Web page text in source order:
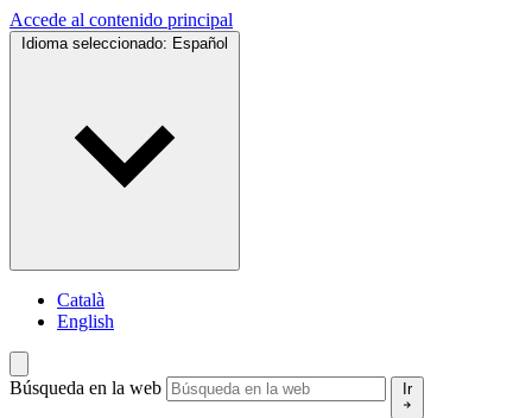
Accede al contenido principal
Idioma seleccionado: Español
Català
English
Búsqueda en la web Ir